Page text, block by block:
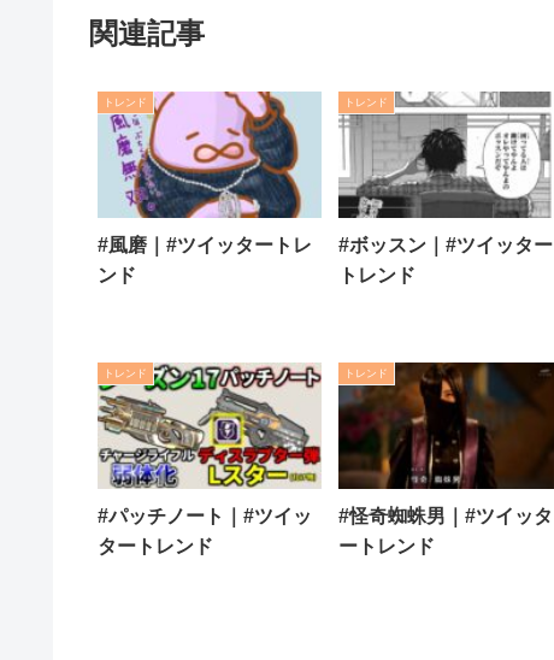
関連記事
トレンド
#風磨｜#ツイッタートレ
ンド
トレンド
#ボッスン｜#ツイッター
トレンド
トレンド
#パッチノート｜#ツイッ
タートレンド
トレンド
#怪奇蜘蛛男｜#ツイッタ
ートレンド